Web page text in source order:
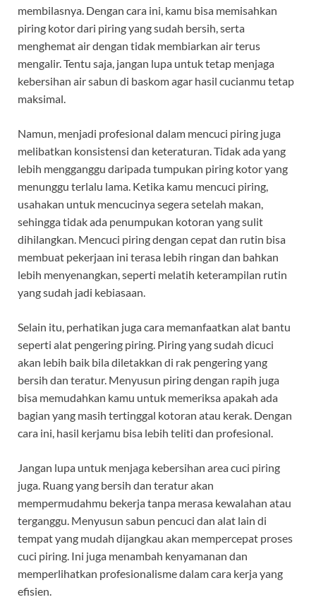
membilasnya. Dengan cara ini, kamu bisa memisahkan
piring kotor dari piring yang sudah bersih, serta
menghemat air dengan tidak membiarkan air terus
mengalir. Tentu saja, jangan lupa untuk tetap menjaga
kebersihan air sabun di baskom agar hasil cucianmu tetap
maksimal.
Namun, menjadi profesional dalam mencuci piring juga
melibatkan konsistensi dan keteraturan. Tidak ada yang
lebih mengganggu daripada tumpukan piring kotor yang
menunggu terlalu lama. Ketika kamu mencuci piring,
usahakan untuk mencucinya segera setelah makan,
sehingga tidak ada penumpukan kotoran yang sulit
dihilangkan. Mencuci piring dengan cepat dan rutin bisa
membuat pekerjaan ini terasa lebih ringan dan bahkan
lebih menyenangkan, seperti melatih keterampilan rutin
yang sudah jadi kebiasaan.
Selain itu, perhatikan juga cara memanfaatkan alat bantu
seperti alat pengering piring. Piring yang sudah dicuci
akan lebih baik bila diletakkan di rak pengering yang
bersih dan teratur. Menyusun piring dengan rapih juga
bisa memudahkan kamu untuk memeriksa apakah ada
bagian yang masih tertinggal kotoran atau kerak. Dengan
cara ini, hasil kerjamu bisa lebih teliti dan profesional.
Jangan lupa untuk menjaga kebersihan area cuci piring
juga. Ruang yang bersih dan teratur akan
mempermudahmu bekerja tanpa merasa kewalahan atau
terganggu. Menyusun sabun pencuci dan alat lain di
tempat yang mudah dijangkau akan mempercepat proses
cuci piring. Ini juga menambah kenyamanan dan
memperlihatkan profesionalisme dalam cara kerja yang
efisien.